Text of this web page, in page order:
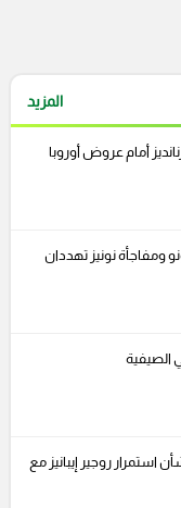
المزيد
أمام عروض أوروبا
ومفاجأة نونيز تهددان
الصيفية
استمرار روجير إيبانيز مع